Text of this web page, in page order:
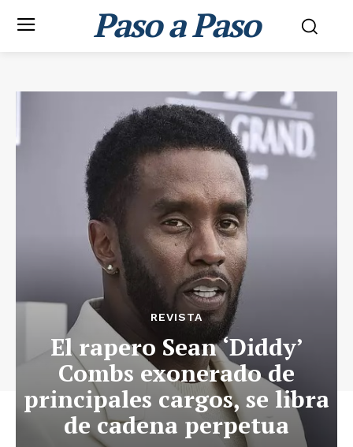
Paso a Paso
REVISTA
El rapero Sean ‘Diddy’
Combs exonerado de
principales cargos, se libra
de cadena perpetua